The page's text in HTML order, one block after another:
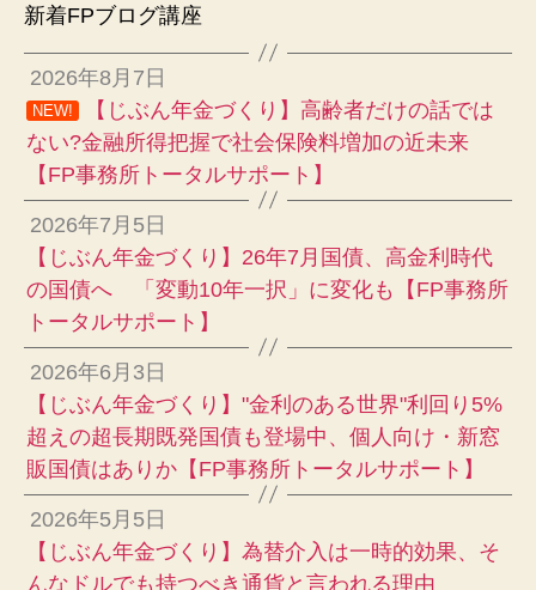
新着FPブログ講座
2026年8月7日
NEW!
【じぶん年金づくり】高齢者だけの話では
ない?金融所得把握で社会保険料増加の近未来
【FP事務所トータルサポート】
2026年7月5日
【じぶん年金づくり】26年7月国債、高金利時代
の国債へ 「変動10年一択」に変化も【FP事務所
トータルサポート】
2026年6月3日
【じぶん年金づくり】"金利のある世界"利回り5%
超えの超長期既発国債も登場中、個人向け・新窓
販国債はありか【FP事務所トータルサポート】
2026年5月5日
【じぶん年金づくり】為替介入は一時的効果、そ
んなドルでも持つべき通貨と言われる理由